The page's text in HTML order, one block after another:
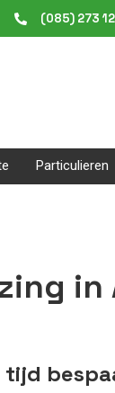
(085) 273
Particulieren
tijd